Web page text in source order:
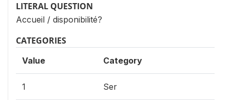
LITERAL QUESTION
Accueil / disponibilité?
CATEGORIES
Value Category
1 Ser